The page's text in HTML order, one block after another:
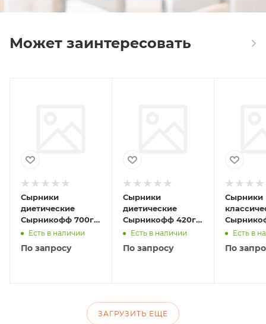
Может заинтересовать
Сырники
диетические
Сырникофф 700гр
(по 10шт)
Есть в наличии
По запросу
Сырники
диетические
Сырникофф 420гр
(по 6шт)
Есть в наличии
По запросу
Сырники
(по 4шт)
Есть в
По
ЗАГРУЗИТЬ ЕЩЕ